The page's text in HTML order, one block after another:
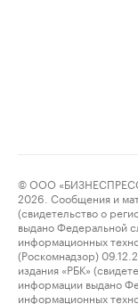
© ООО
2026. Сообщения и
(свидетельство о
выдано Федеральной
информационных
(Роскомнадзор)
издания «РБК»
информации выдано
информационных